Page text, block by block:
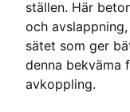
ställen. Här
och
sätet som ger
denna bekväma
avkoppling.